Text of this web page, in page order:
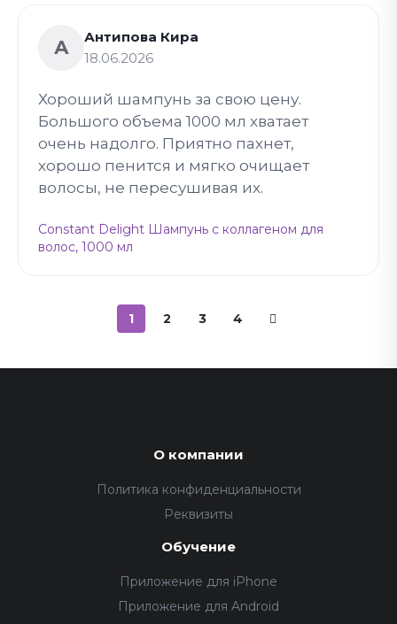
А
Антипова Кира
18.06.2026
Хороший шампунь за свою цену.
Большого объема 1000 мл хватает
очень надолго. Приятно пахнет,
хорошо пенится и мягко очищает
волосы, не пересушивая их.
Constant Delight Шампунь с коллагеном для
волос, 1000 мл
1 2 3 4
О компании
Политика конфиденциальности
Реквизиты
Обучение
Приложение для iPhone
Приложение для Android